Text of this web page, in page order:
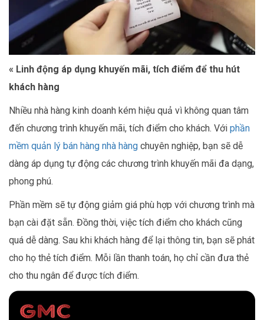
« Linh động áp dụng khuyến mãi, tích điểm để thu hút
khách hàng
Nhiều nhà hàng kinh doanh kém hiệu quả vì không quan tâm
đến chương trình khuyến mãi, tích điểm cho khách. Với phần
mềm quản lý bán hàng nhà hàng chuyên nghiệp, bạn sẽ dễ
dàng áp dụng tự động các chương trình khuyến mãi đa dạng,
phong phú.
Phần mềm sẽ tự động giảm giá phù hợp với chương trình mà
bạn cài đặt sẵn. Đồng thời, việc tích điểm cho khách cũng
quá dễ dàng. Sau khi khách hàng để lại thông tin, bạn sẽ phát
cho họ thẻ tích điểm. Mỗi lần thanh toán, họ chỉ cần đưa thẻ
cho thu ngân để được tích điểm.